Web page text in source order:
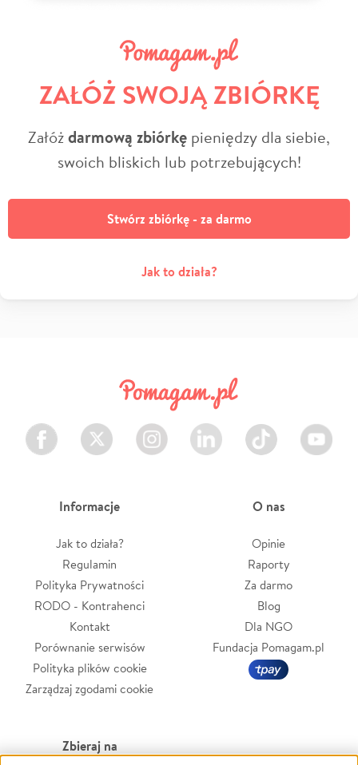
ZAŁÓŻ SWOJĄ ZBIÓRKĘ
Załóżdarmową zbiórkę pieniędzy dla siebie,
swoich bliskich lub potrzebujących!
Stwórz zbiórkę - za darmo
Jak to działa?
Facebook Twitter Instagram LinkedIn TikTok Youtube
Informacje
Jak to działa?
Regulamin
Polityka Prywatności
RODO - Kontrahenci
Kontakt
Porównanie serwisów
Polityka plików cookie
Zarządzaj zgodami cookie
O nas
Opinie
Raporty
Za darmo
Blog
Dla NGO
Fundacja Pomagam.pl
Zbieraj na